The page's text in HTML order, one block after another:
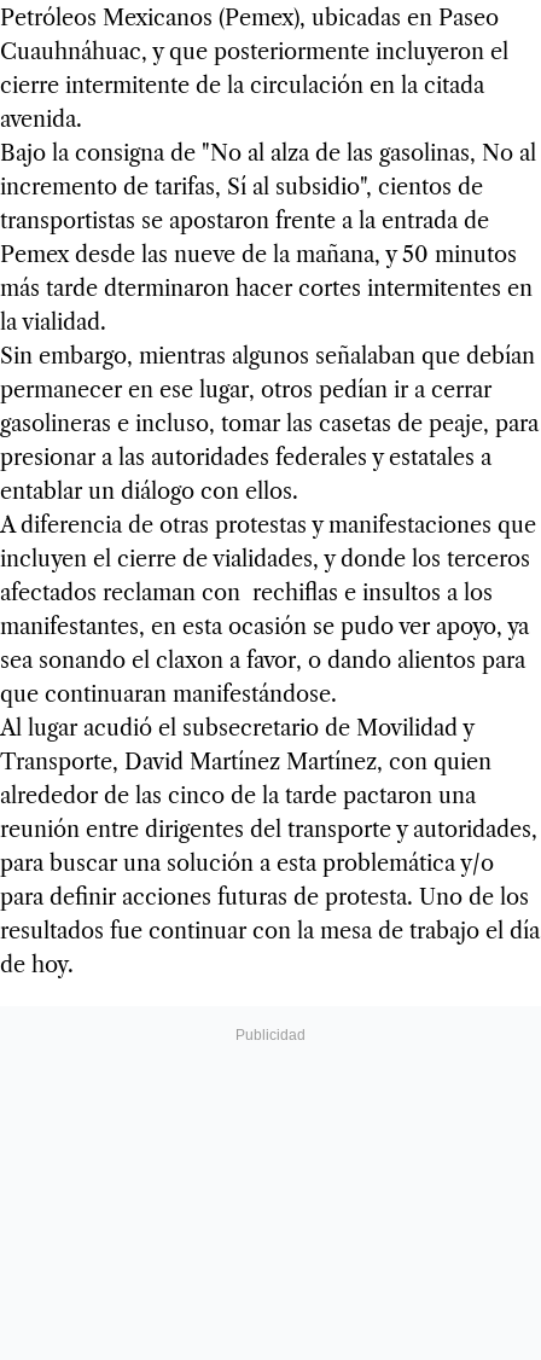
Petróleos Mexicanos (Pemex), ubicadas en Paseo
Cuauhnáhuac, y que posteriormente incluyeron el
cierre intermitente de la circulación en la citada
avenida.
Bajo la consigna de "No al alza de las gasolinas, No al
incremento de tarifas, Sí al subsidio", cientos de
transportistas se apostaron frente a la entrada de
Pemex desde las nueve de la mañana, y 50 minutos
más tarde dterminaron hacer cortes intermitentes en
la vialidad.
Sin embargo, mientras algunos señalaban que debían
permanecer en ese lugar, otros pedían ir a cerrar
gasolineras e incluso, tomar las casetas de peaje, para
presionar a las autoridades federales y estatales a
entablar un diálogo con ellos.
A diferencia de otras protestas y manifestaciones que
incluyen el cierre de vialidades, y donde los terceros
afectados reclaman con rechiflas e insultos a los
manifestantes, en esta ocasión se pudo ver apoyo, ya
sea sonando el claxon a favor, o dando alientos para
que continuaran manifestándose.
Al lugar acudió el subsecretario de Movilidad y
Transporte, David Martínez Martínez, con quien
alrededor de las cinco de la tarde pactaron una
reunión entre dirigentes del transporte y autoridades,
para buscar una solución a esta problemática y/o
para definir acciones futuras de protesta. Uno de los
resultados fue continuar con la mesa de trabajo el día
de hoy.